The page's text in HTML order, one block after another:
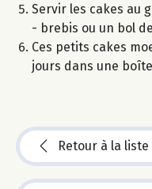
Servir les cakes au
- brebis ou un bol
Ces petits cakes
jours dans une
Retour à la liste